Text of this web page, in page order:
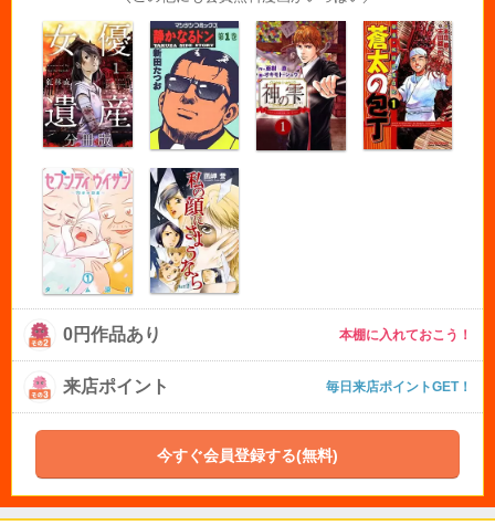
0円作品あり 本棚に入れておこう！
来店ポイント 毎日来店ポイントGET！
今すぐ会員登録する(無料)